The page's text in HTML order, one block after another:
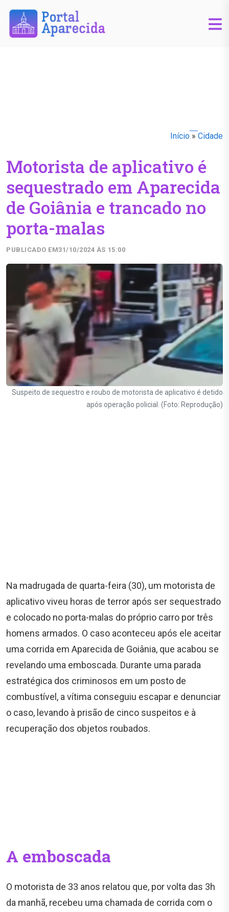
Início » Cidade
Motorista de aplicativo é
sequestrado em Aparecida
de Goiânia e trancado no
porta-malas
PUBLICADO EM31/10/2024 ÀS 15:00
Suspeito de sequestro e roubo de motorista de aplicativo é detido
após operação policial. (Foto: Reprodução)
Na madrugada de quarta-feira (30), um motorista de
aplicativo viveu horas de terror após ser sequestrado
e colocado no porta-malas do próprio carro por três
homens armados. O caso aconteceu após ele aceitar
uma corrida em Aparecida de Goiânia, que acabou se
revelando uma emboscada. Durante uma parada
estratégica dos criminosos em um posto de
combustível, a vítima conseguiu escapar e denunciar
o caso, levando à prisão de cinco suspeitos e à
recuperação dos objetos roubados.
A emboscada
O motorista de 33 anos relatou que, por volta das 3h
da manhã, recebeu uma chamada de corrida com o